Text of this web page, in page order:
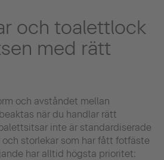
och toalettlock
med rätt
och avståndet mellan
när du handlar rätt
inte är standardiserade
storlekar som har fått fotfäste
har alltid högsta prioritet: